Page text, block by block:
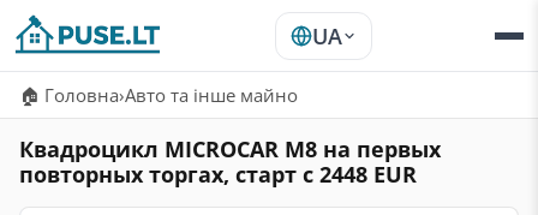
UA
🏠 Головна›Авто та інше майно
Квадроцикл MICROCAR M8 на первых
повторных торгах, старт с 2448 EUR